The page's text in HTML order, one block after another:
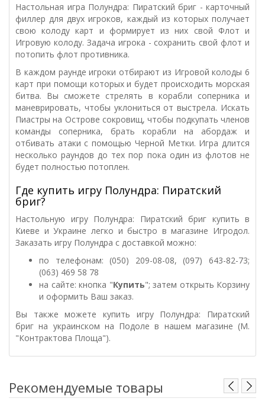
Настольная игра Полундра: Пиратский бриг - карточный
филлер для двух игроков, каждый из которых получает
свою колоду карт и формирует из них свой Флот и
Игровую колоду. Задача игрока - сохранить свой флот и
потопить флот противника.
В каждом раунде игроки отбирают из Игровой колоды 6
карт при помощи которых и будет происходить морская
битва. Вы сможете стрелять в корабли соперника и
маневрировать, чтобы уклониться от выстрела. Искать
Пиастры на Острове сокровищ, чтобы подкупать членов
команды соперника, брать корабли на абордаж и
отбивать атаки с помощью Черной Метки. Игра длится
несколько раундов до тех пор пока один из флотов не
будет полностью потоплен.
Где купить игру Полундра: Пиратский
бриг?
Настольную игру Полундра: Пиратский бриг купить в
Киеве и Украине легко и быстро в магазине Игродол.
Заказать игру Полундра с доставкой можно:
по телефонам: (050) 209-08-08, (097) 643-82-73;
(063) 469 58 78
на сайте: кнопка "Купить"; затем открыть Корзину
и оформить Ваш заказ.
Вы также можете купить игру Полундра: Пиратский
бриг на украинском на Подоле в нашем магазине (М.
"Контрактова Площа").
Рекомендуемые товары